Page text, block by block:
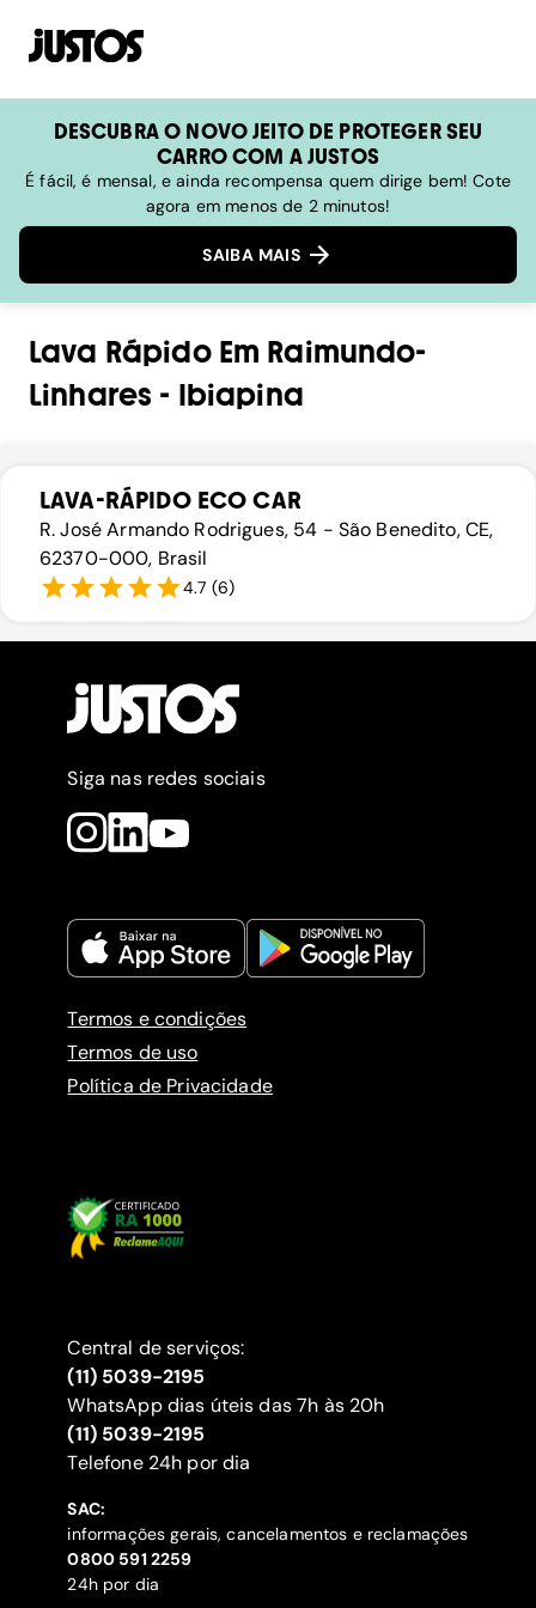
DESCUBRA O NOVO JEITO DE PROTEGER SEU
CARRO COM A JUSTOS
É fácil, é mensal, e ainda recompensa quem dirige bem! Cote
agora em menos de 2 minutos!
SAIBA MAIS
Lava RápidoEm Raimundo-
Linhares - Ibiapina
LAVA-RÁPIDO ECO CAR
R. José Armando Rodrigues, 54 - São Benedito, CE,
62370-000, Brasil
4.7 (6)
Siga nas redes sociais
Termos e condições
Termos de uso
Política de Privacidade
Central de serviços:
(11) 5039-2195
WhatsApp dias úteis das 7h às 20h
(11) 5039-2195
‍Telefone 24h por dia
SAC:
informações gerais, cancelamentos e reclamações
‍0800 591 2259
24h por dia